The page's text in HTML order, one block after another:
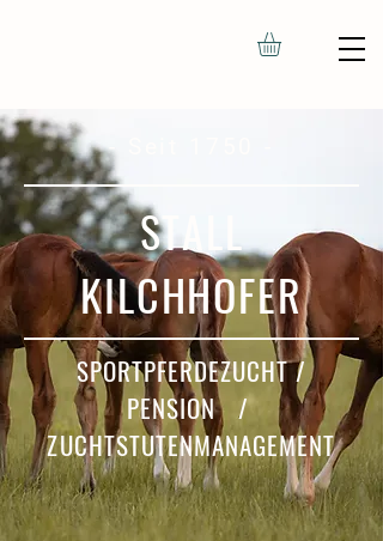
- Seit 1750 -
STALL
KILCHHOFER
SPORTPFERDEZUCHT /
PENSION /
ZUCHTSTUTENMANAGEMENT